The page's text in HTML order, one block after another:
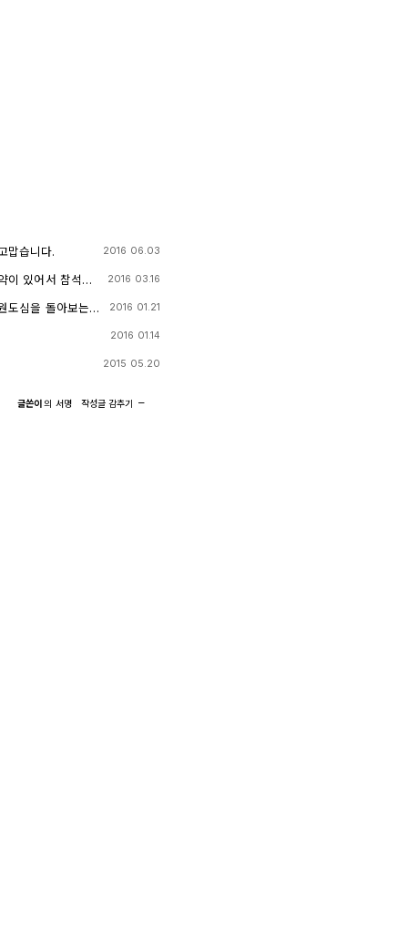
맙습니다. 2016 06.03
이 있어서 참석하
2016 03.16
도심을 돌아보는
2016 01.21
2016 01.14
2015 05.20
글쓴이의 서명 작성글감추기